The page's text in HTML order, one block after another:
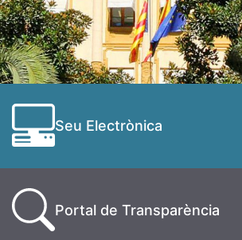
Seu Electrònica
Portal de Transparència